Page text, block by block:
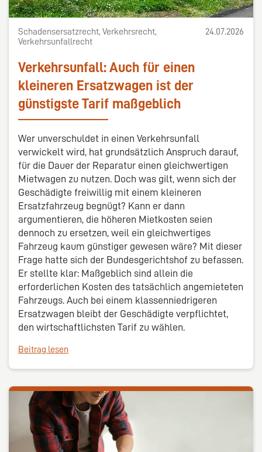
Schadensersatzrecht, Verkehrsrecht,
Verkehrsunfallrecht
24.07.2026
Verkehrsunfall: Auch für einen
kleineren Ersatzwagen ist der
günstigste Tarif maßgeblich
Wer unverschuldet in einen Verkehrsunfall
verwickelt wird, hat grundsätzlich Anspruch darauf,
für die Dauer der Reparatur einen gleichwertigen
Mietwagen zu nutzen. Doch was gilt, wenn sich der
Geschädigte freiwillig mit einem kleineren
Ersatzfahrzeug begnügt? Kann er dann
argumentieren, die höheren Mietkosten seien
dennoch zu ersetzen, weil ein gleichwertiges
Fahrzeug kaum günstiger gewesen wäre? Mit dieser
Frage hatte sich der Bundesgerichtshof zu befassen.
Er stellte klar: Maßgeblich sind allein die
erforderlichen Kosten des tatsächlich angemieteten
Fahrzeugs. Auch bei einem klassenniedrigeren
Ersatzwagen bleibt der Geschädigte verpflichtet,
den wirtschaftlichsten Tarif zu wählen.
Beitrag lesen